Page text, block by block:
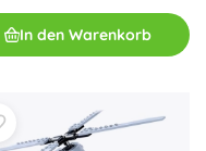
In den Warenkorb